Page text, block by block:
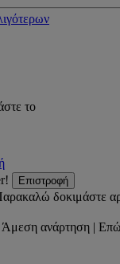
το
Επιστροφή
δοκιμάστε
ανάρτηση |